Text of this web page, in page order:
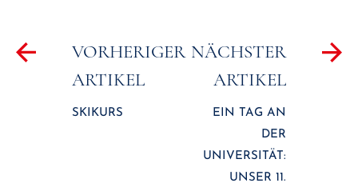
Beitragsnavigation
VORHERIGER
ARTIKEL
SKIKURS
NÄCHSTER
ARTIKEL
EIN TAG AN
DER
UNIVERSITÄT:
UNSER 11.